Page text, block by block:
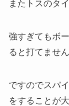
またトスのタ
強すぎてもボ
ると打てません
ですのでスパ
をすることが大